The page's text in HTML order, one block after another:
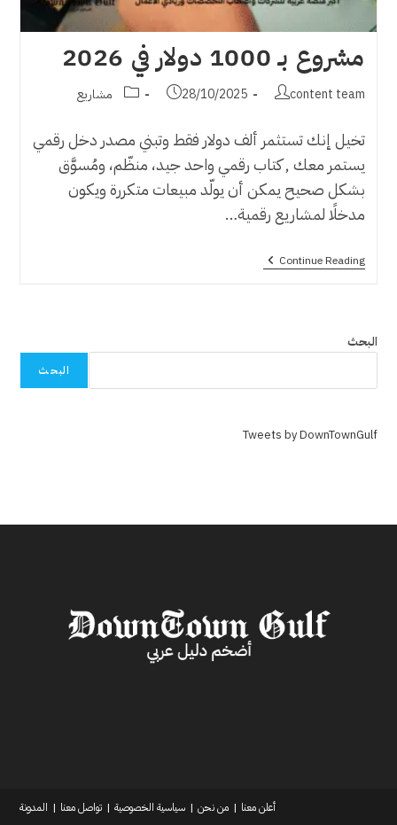
مشروع بـ 1000 دولار في 2026
Post
content team
Post
28/10/2025
Post
مشاريع
تخيل إنك تستثمر ألف دولار فقط وتبني مصدر دخل رقمي
يستمر معك , كتاب رقمي واحد جيد، منظّم، ومُسوَّق
بشكل صحيح يمكن أن يولّد مبيعات متكررة ويكون
مدخلًا لمشاريع رقمية…
Continue Readingمشروع
بـ
البحث
البحث
Tweets by DownTownGulf
أعلن معنا من نحن سياسية الخصوصية تواصل معنا المدونة